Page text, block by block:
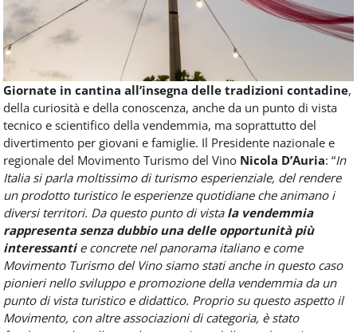
Giornate in cantina all’insegna delle tradizioni contadine,
della curiosità e della conoscenza, anche da un punto di vista
tecnico e scientifico della vendemmia, ma soprattutto del
divertimento per giovani e famiglie. Il Presidente nazionale e
regionale del Movimento Turismo del Vino Nicola D’Auria: “In
Italia si parla moltissimo di turismo esperienziale, del rendere
un prodotto turistico le esperienze quotidiane che animano i
diversi territori. Da questo punto di vista la vendemmia
rappresenta senza dubbio una delle opportunità più
interessantie concrete nel panorama italiano e come
Movimento Turismo del Vino siamo stati anche in questo caso
pionieri nello sviluppo e promozione della vendemmia da un
punto di vista turistico e didattico. Proprio su questo aspetto il
Movimento, con altre associazioni di categoria, è stato